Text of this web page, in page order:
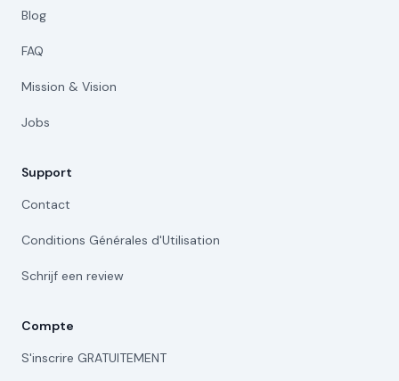
Blog
FAQ
Mission & Vision
Jobs
Support
Contact
Conditions Générales d'Utilisation
Schrijf een review
Compte
S'inscrire GRATUITEMENT